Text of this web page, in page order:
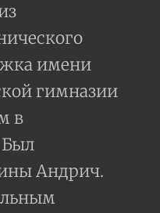
имени
гимназии
в
Андрич.